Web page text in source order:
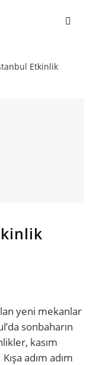
Etkinlik
yeni mekanlar
sonbaharın
kasım
adım adım